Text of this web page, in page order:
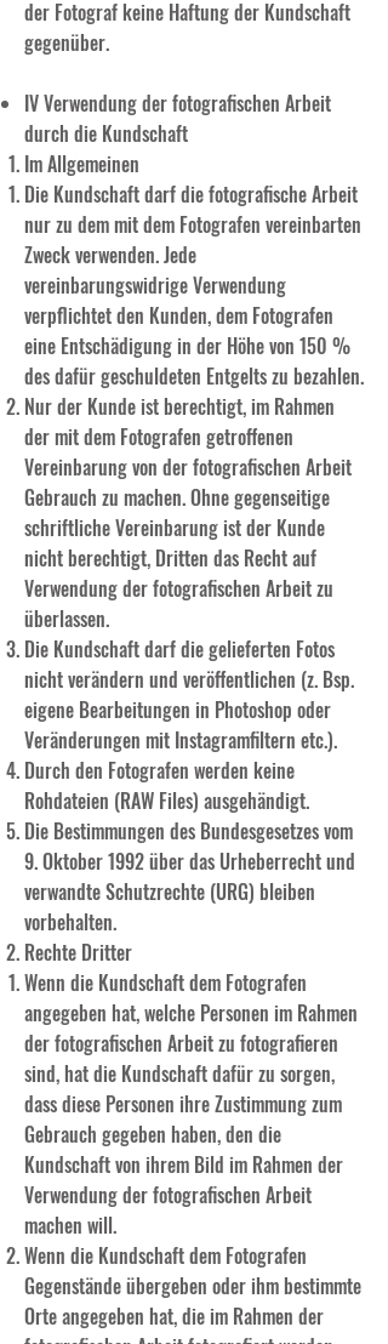
der Fotograf keine Haftung der Kundschaft
gegenüber.
IV Verwendung der fotografischen Arbeit
durch die Kundschaft
Im Allgemeinen
Die Kundschaft darf die fotografische Arbeit
nur zu dem mit dem Fotografen vereinbarten
Zweck verwenden. Jede
vereinbarungswidrige Verwendung
verpflichtet den Kunden, dem Fotografen
eine Entschädigung in der Höhe von 150 %
des dafür geschuldeten Entgelts zu bezahlen.
Nur der Kunde ist berechtigt, im Rahmen
der mit dem Fotografen getroffenen
Vereinbarung von der fotografischen Arbeit
Gebrauch zu machen. Ohne gegenseitige
schriftliche Vereinbarung ist der Kunde
nicht berechtigt, Dritten das Recht auf
Verwendung der fotografischen Arbeit zu
überlassen.
Die Kundschaft darf die gelieferten Fotos
nicht verändern und veröffentlichen (z. Bsp.
eigene Bearbeitungen in Photoshop oder
Veränderungen mit Instagramfiltern etc.).
Durch den Fotografen werden keine
Rohdateien (RAW Files) ausgehändigt.
Die Bestimmungen des Bundesgesetzes vom
9. Oktober 1992 über das Urheberrecht und
verwandte Schutzrechte (URG) bleiben
vorbehalten.
Rechte Dritter
Wenn die Kundschaft dem Fotografen
angegeben hat, welche Personen im Rahmen
der fotografischen Arbeit zu fotografieren
sind, hat die Kundschaft dafür zu sorgen,
dass diese Personen ihre Zustimmung zum
Gebrauch gegeben haben, den die
Kundschaft von ihrem Bild im Rahmen der
Verwendung der fotografischen Arbeit
machen will.
Wenn die Kundschaft dem Fotografen
Gegenstände übergeben oder ihm bestimmte
Orte angegeben hat, die im Rahmen der